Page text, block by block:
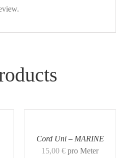
Cord Uni – MARINE
15,00 € pro Meter